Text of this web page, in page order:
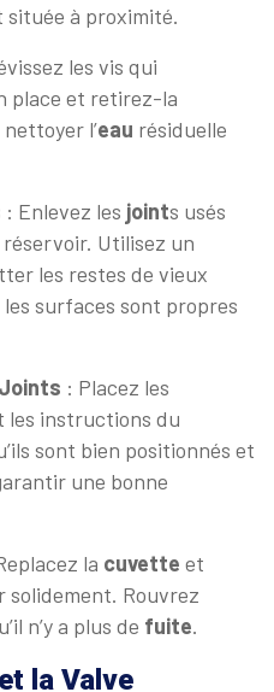
située à proximité.
les vis qui
place et retirez-la
l’eau résiduelle
: Enlevez les joints usés
Utilisez un
les restes de vieux
surfaces sont propres
: Placez les
les instructions du
sont bien positionnés et
une bonne
la cuvette et
solidement. Rouvrez
n’y a plus de fuite.
la Valve